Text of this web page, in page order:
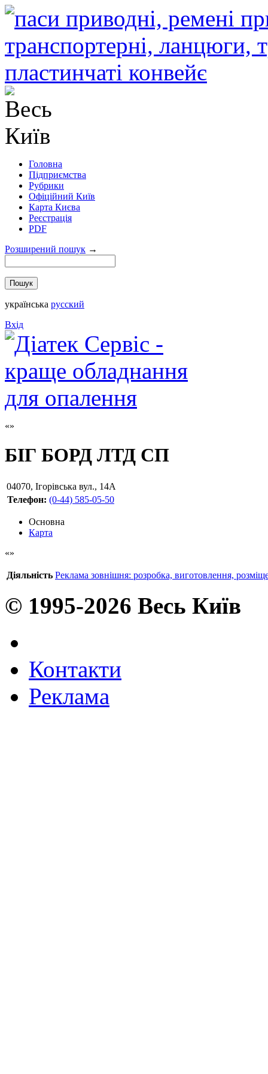
Головна
Підприємства
Рубрики
Офіційний Київ
Карта Києва
Реєстрація
PDF
Розширений пошук →
українська русский
Вхід
БІГ БОРД ЛТД СП
04070, Ігорівська вул., 14А
Телефон: (0-44) 585-05-50
Основна
Карта
Діяльність Реклама зовнішня: розробка, виготовлення,
© 1995-2026 Весь Київ
Контакти
Реклама